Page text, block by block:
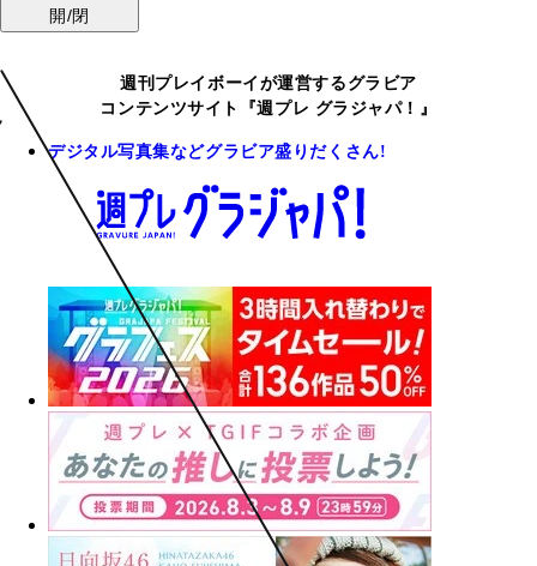
開/閉
週刊プレイボーイが運営するグラビア
コンテンツサイト『週プレ グラジャパ！』
デジタル写真集などグラビア盛りだくさん!